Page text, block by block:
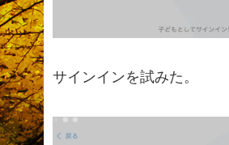
サインインを試みた。